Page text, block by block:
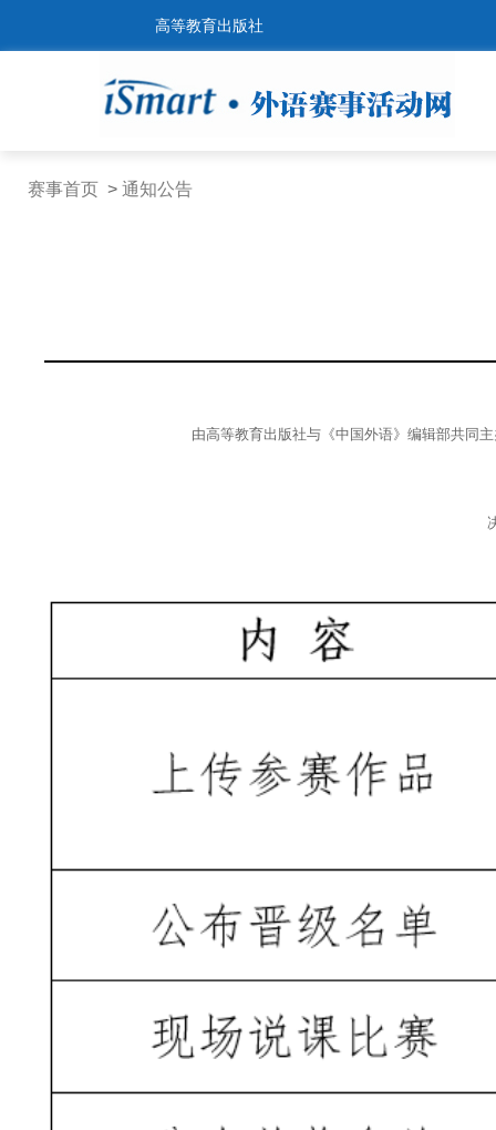
高等教育出版社
赛事首页 > 通知公告
由高等教育出版社与《中国外语》编辑部共同